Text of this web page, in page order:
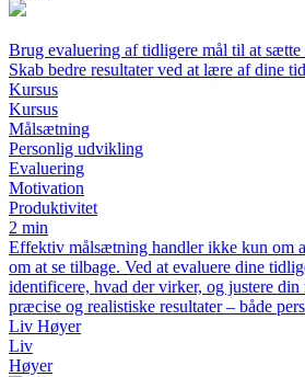
Brug evaluering af tidligere mål til at
Skab bedre resultater ved at lære af dine
Kursus
Kursus
Målsætning
Personlig udvikling
Evaluering
Motivation
Produktivitet
2 min
Effektiv målsætning handler ikke kun om
om at se tilbage. Ved at evaluere dine
identificere, hvad der virker, og justere
præcise og realistiske resultater – både
Liv Høyer
Liv
Høyer